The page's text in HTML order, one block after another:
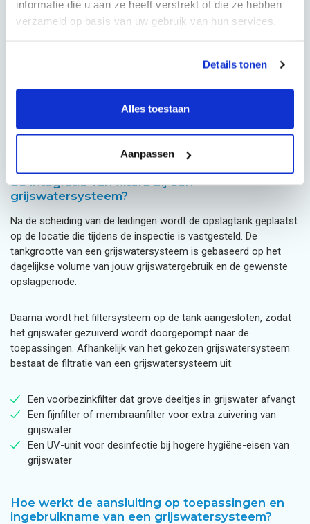
informatie die u aan ze heeft verstrekt of die ze hebben
verzameld op basis van uw gebruik van hun services.
Details tonen
Alles toestaan
Aanpassen
vermengd met toiletwater, omdat dit de drinkwaterkwaliteit in
afvoerleidingen in vloeren en wanden hoeveel aanpassingen
aan de leidingen de installateur moet doen.
Hoe verlopen de plaatsing van opslagtanks en
de integratie van filters bij een
grijswatersysteem?
Na de scheiding van de leidingen wordt de opslagtank geplaatst
op de locatie die tijdens de inspectie is vastgesteld. De
tankgrootte van een grijswatersysteem is gebaseerd op het
dagelijkse volume van jouw grijswatergebruik en de gewenste
opslagperiode.
Daarna wordt het filtersysteem op de tank aangesloten, zodat
het grijswater gezuiverd wordt doorgepompt naar de
toepassingen. Afhankelijk van het gekozen grijswatersysteem
bestaat de filtratie van een grijswatersysteem uit:
Een voorbezinkfilter dat grove deeltjes in grijswater afvangt
Een fijnfilter of membraanfilter voor extra zuivering van
grijswater
Een UV-unit voor desinfectie bij hogere hygiëne-eisen van
grijswater
Hoe werkt de aansluiting op toepassingen en
ingebruikname van een grijswatersysteem?